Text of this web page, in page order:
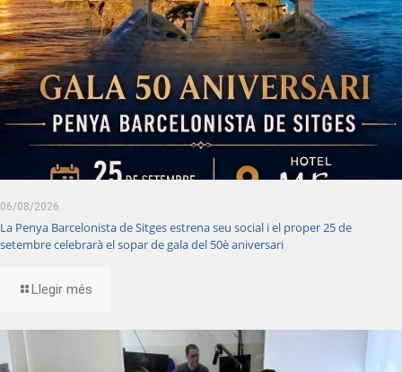
06/08/2026
La Penya Barcelonista de Sitges estrena seu social i el proper 25 de
setembre celebrarà el sopar de gala del 50è aniversari
Llegir més